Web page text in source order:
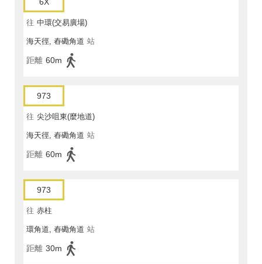
6X
往 中環(交易廣場)
海天徑, 舂磡角道 站
距離 60m
973
往 尖沙咀東(麼地道)
海天徑, 舂磡角道 站
距離 60m
973
往 赤柱
環角道, 舂磡角道 站
距離 30m